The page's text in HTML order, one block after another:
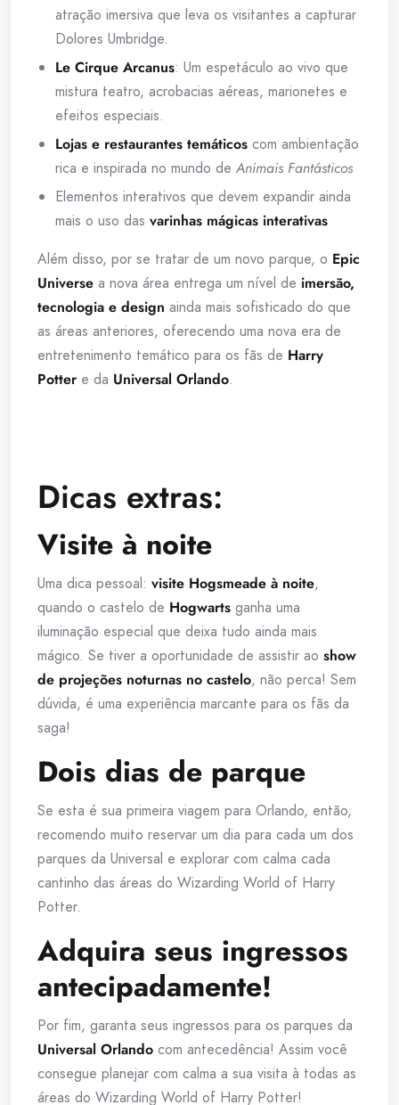
atração imersiva que leva os visitantes a capturar
Dolores Umbridge.
Le Cirque Arcanus: Um espetáculo ao vivo que
mistura teatro, acrobacias aéreas, marionetes e
efeitos especiais.
Lojas e restaurantes temáticos com ambientação
rica e inspirada no mundo de Animais Fantásticos
Elementos interativos que devem expandir ainda
mais o uso das varinhas mágicas interativas
Além disso, por se tratar de um novo parque, o Epic
Universe a nova área entrega um nível de imersão,
tecnologia e design ainda mais sofisticado do que
as áreas anteriores, oferecendo uma nova era de
entretenimento temático para os fãs de Harry
Potter e da Universal Orlando.
Dicas extras:
Visite à noite
Uma dica pessoal: visite Hogsmeade à noite,
quando o castelo de Hogwarts ganha uma
iluminação especial que deixa tudo ainda mais
mágico. Se tiver a oportunidade de assistir ao show
de projeções noturnas no castelo, não perca! Sem
dúvida, é uma experiência marcante para os fãs da
saga!
Dois dias de parque
Se esta é sua primeira viagem para Orlando, então,
recomendo muito reservar um dia para cada um dos
parques da Universal e explorar com calma cada
cantinho das áreas do Wizarding World of Harry
Potter.
Adquira seus ingressos
antecipadamente!
Por fim, garanta seus ingressos para os parques da
Universal Orlando com antecedência! Assim você
consegue planejar com calma a sua visita à todas as
áreas do Wizarding World of Harry Potter!